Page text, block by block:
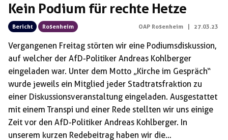
Kein Podium für rechte Hetze
Bericht Rosenheim OAP Rosenheim 27.03.23
Vergangenen Freitag störten wir eine Podiumsdiskussion,
auf welcher der AfD-Politiker Andreas Kohlberger
eingeladen war. Unter dem Motto „Kirche im Gespräch“
wurde jeweils ein Mitglied jeder Stadtratsfraktion zu
einer Diskussionsveranstaltung eingeladen. Ausgestattet
mit einem Transpi und einer Rede stellten wir uns einige
Zeit vor den AfD-Politiker Andreas Kohlberger. In
unserem kurzen Redebeitrag haben wir die